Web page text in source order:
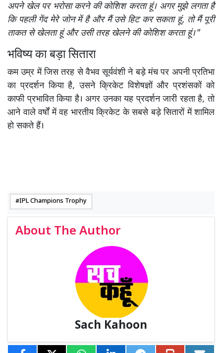
अपने खेल पर भरोसा करने की कोशिश करता हूं। अगर मुझे लगता है
कि पहली गेंद मेरे जोन में है और मैं उसे हिट कर सकता हूं, तो मैं पूरी
ताकत से खेलता हूं और उसी तरह खेलने की कोशिश करता हूं।"
भविष्य का बड़ा सितारा
कम उम्र में जिस तरह से वैभव सूर्यवंशी ने बड़े मंच पर अपनी प्रतिभा
का प्रदर्शन किया है, उसने क्रिकेट विशेषज्ञों और प्रशंसकों को
काफी प्रभावित किया है। अगर उनका यह प्रदर्शन जारी रहता है, तो
आने वाले वर्षों में वह भारतीय क्रिकेट के सबसे बड़े सितारों में शामिल
हो सकते हैं।
IPL Champions Trophy
About The Author
Sach Kahoon